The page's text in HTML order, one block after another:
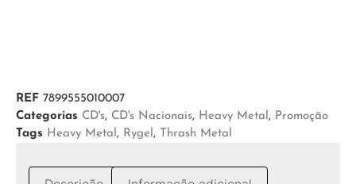
REF 7899555010007
Categorias CD's, CD's Nacionais, Heavy Metal, Promoção
Tags Heavy Metal, Rygel, Thrash Metal